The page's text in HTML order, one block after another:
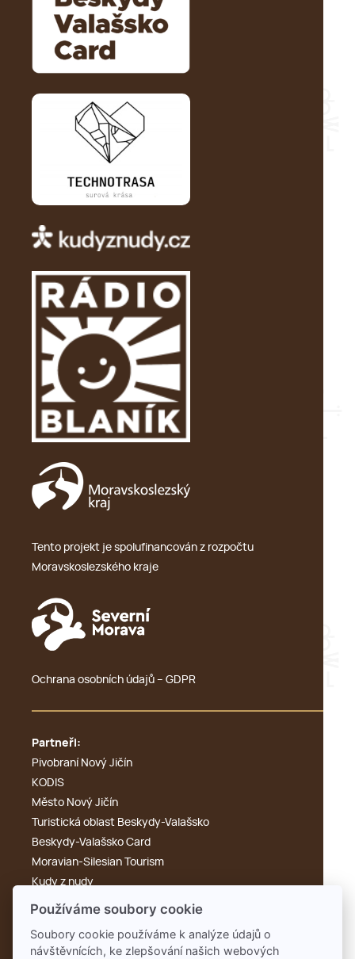
Tento projekt je spolufinancován z rozpočtu
Moravskoslezského kraje
Ochrana osobních údajů – GDPR
Partneři:
Pivobraní Nový Jičín
KODIS
Město Nový Jičín
Turistická oblast Beskydy-Valašsko
Beskydy-Valašsko Card
Moravian-Silesian Tourism
Kudy z nudy
Výletník
KdyKde.cz
Používáme soubory cookie
Soubory cookie používáme k analýze údajů o
návštěvnících, ke zlepšování našich webových